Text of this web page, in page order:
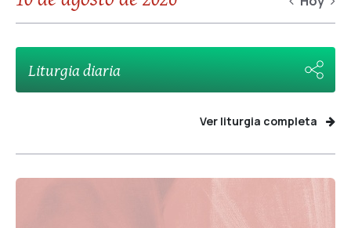
Liturgia diaria
Ver liturgia completa